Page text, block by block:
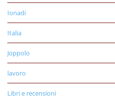
Ionadi
Italia
Joppolo
lavoro
Libri e recensioni